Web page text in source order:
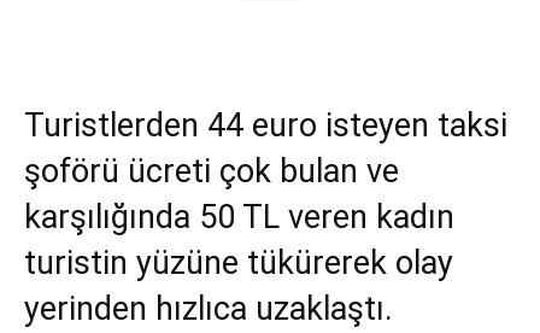
Turistlerden 44 euro isteyen taksi
şoförü ücreti çok bulan ve
karşılığında 50 TL veren kadın
turistin yüzüne tükürerek olay
yerinden hızlıca uzaklaştı.